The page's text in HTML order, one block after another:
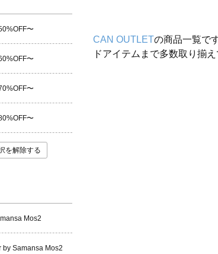
〜
〜
〜
〜
を解除する
Mos2
by Samansa Mos2
CAN OUTLETの商品一覧で
ドアイテムまで多数取り揃